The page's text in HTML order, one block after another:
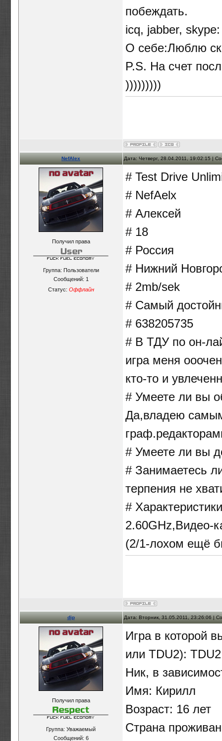
побеждать.
icq, jabber,
О себе:Люблю
P.S. На счет
)))))))))
NefAlex Дата: Четверг, 28.04.2011, 19:02:15 |
Получил права
Группа: Пользователи
Сообщений: 1
Статус: Оффлайн
# Test Drive
# NefAelx
# Алексей
# 18
# Россия
# Нижний
# 2mb/sek
# Самый
# 638205735
# В ТДУ по он-
игра меня
кто-то и
# Умеете ли вы
Да,владею
# Умеете ли вы
# Занимаетесь
терпения не
#
2.60GHz,Видео-
(2/1-лохом ещё
dip Дата: Вторник, 31.05.2011, 23:26:06 |
Получил права
Группа: Уважаемый
Сообщений: 6
Игра в которой
или TDU2): TDU2
Ник, в
Имя: Кирилл
Возраст: 16 лет
Страна